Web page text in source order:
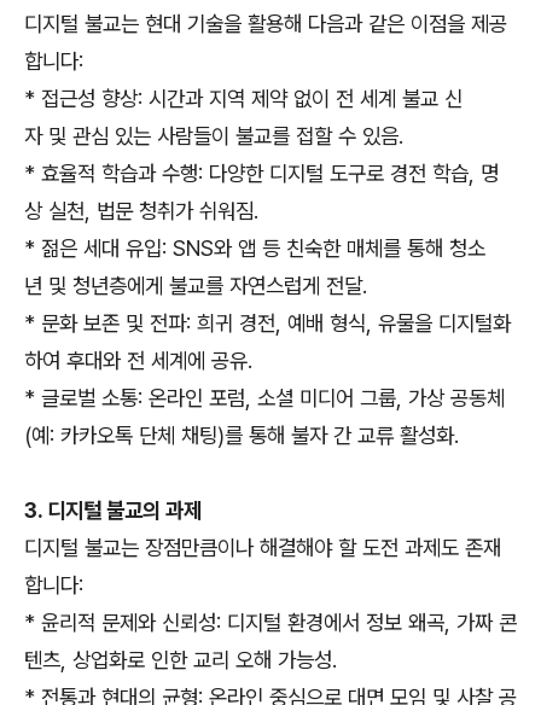
디지털 불교는 현대 기술을 활용해 다음과 같은 이점을 제공
합니다:
* 접근성 향상: 시간과 지역 제약 없이 전 세계 불교 신
자 및 관심 있는 사람들이 불교를 접할 수 있음.
* 효율적 학습과 수행: 다양한 디지털 도구로 경전 학습, 명
상 실천, 법문 청취가 쉬워짐.
* 젊은 세대 유입: SNS와 앱 등 친숙한 매체를 통해 청소
년 및 청년층에게 불교를 자연스럽게 전달.
* 문화 보존 및 전파: 희귀 경전, 예배 형식, 유물을 디지털화
하여 후대와 전 세계에 공유.
* 글로벌 소통: 온라인 포럼, 소셜 미디어 그룹, 가상 공동체
(예: 카카오톡 단체 채팅)를 통해 불자 간 교류 활성화.
3. 디지털 불교의 과제
디지털 불교는 장점만큼이나 해결해야 할 도전 과제도 존재
합니다:
* 윤리적 문제와 신뢰성: 디지털 환경에서 정보 왜곡, 가짜 콘
텐츠, 상업화로 인한 교리 오해 가능성.
* 전통과 현대의 균형: 온라인 중심으로 대면 모임 및 사찰 공